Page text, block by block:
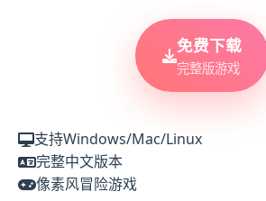
免费下载
完整版游戏
支持Windows/Mac/Linux
完整中文版本
像素风冒险游戏